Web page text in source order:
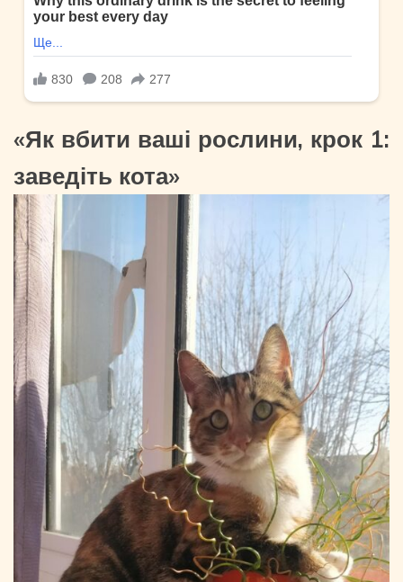
«Як вбити ваші рослини, крок 1:
заведіть кота»